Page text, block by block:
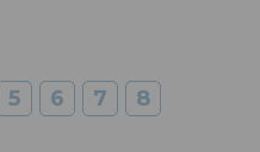
5 6 7 8